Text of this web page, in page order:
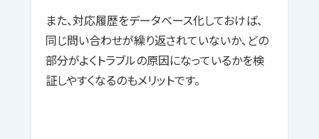
また、対応履歴をデータベース化しておけば、
同じ問い合わせが繰り返されていないか、どの
部分がよくトラブルの原因になっているかを検
証しやすくなるのもメリットです。